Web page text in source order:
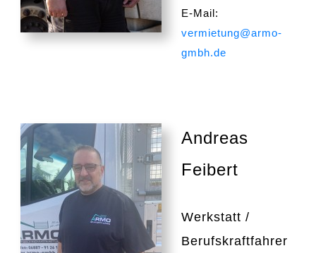
E-Mail:
vermietung@armo-
gmbh.de
Andreas
Feibert
Werkstatt /
Berufskraftfahrer